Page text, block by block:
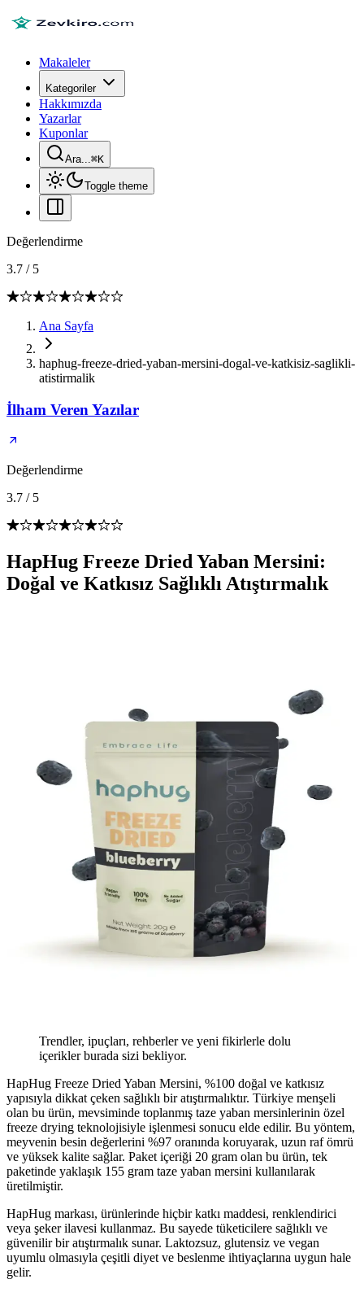
Makaleler
Kategoriler
Hakkımızda
Yazarlar
Kuponlar
Ara...⌘K
Toggle theme
Değerlendirme
3.7 / 5
Ana Sayfa
haphug-freeze-dried-yaban-mersini-dogal-ve-katkisiz-saglikli-
atistirmalik
İlham Veren Yazılar
Değerlendirme
3.7 / 5
HapHug Freeze Dried Yaban Mersini:
Doğal ve Katkısız Sağlıklı Atıştırmalık
Trendler, ipuçları, rehberler ve yeni fikirlerle dolu
içerikler burada sizi bekliyor.
HapHug Freeze Dried Yaban Mersini, %100 doğal ve katkısız
yapısıyla dikkat çeken sağlıklı bir atıştırmalıktır. Türkiye menşeli
olan bu ürün, mevsiminde toplanmış taze yaban mersinlerinin özel
freeze drying teknolojisiyle işlenmesi sonucu elde edilir. Bu yöntem,
meyvenin besin değerlerini %97 oranında koruyarak, uzun raf ömrü
ve yüksek kalite sağlar. Paket içeriği 20 gram olan bu ürün, tek
paketinde yaklaşık 155 gram taze yaban mersini kullanılarak
üretilmiştir.
HapHug markası, ürünlerinde hiçbir katkı maddesi, renklendirici
veya şeker ilavesi kullanmaz. Bu sayede tüketicilere sağlıklı ve
güvenilir bir atıştırmalık sunar. Laktozsuz, glutensiz ve vegan
uyumlu olmasıyla çeşitli diyet ve beslenme ihtiyaçlarına uygun hale
gelir.